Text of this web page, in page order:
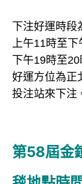
下注好運時段
上午11時至下
下午19時至20
好運方位為正
投注站來下注
第58屆金